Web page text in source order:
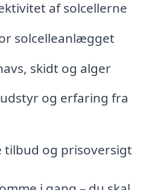
af solcellerne
solcelleanlægget
skidt og alger
og erfaring fra
tilbud og prisoversigt